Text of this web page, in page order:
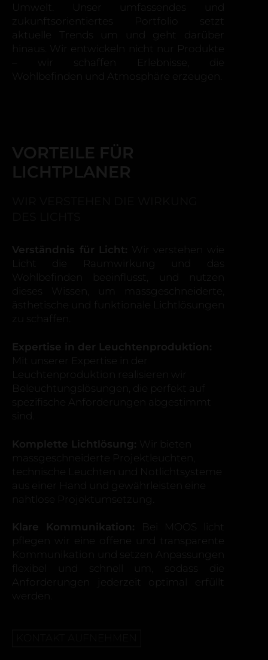
Umwelt. Unser umfassendes und
zukunftsorientiertes Portfolio setzt
aktuelle Trends um und geht darüber
hinaus. Wir entwickeln nicht nur Produkte
– wir schaffen Erlebnisse, die
Wohlbefinden und Atmosphäre erzeugen.
VORTEILE FÜR
LICHTPLANER
Verständnis für Licht: Wir verstehen wie
Licht die Raumwirkung und das
Wohlbefinden beeinflusst, und nutzen
dieses Wissen, um massgeschneiderte,
ästhetische und funktionale Lichtlösungen
zu schaffen.
Expertise in der Leuchtenproduktion:
Mit unserer Expertise in der
Leuchtenproduktion realisieren wir
Beleuchtungslösungen, die perfekt auf
spezifische Anforderungen abgestimmt
sind.
Komplette Lichtlösung:
Wir bieten
massgeschneiderte Projektleuchten,
technische Leuchten und Notlichtsysteme
aus einer Hand und gewährleisten eine
nahtlose Projektumsetzung.
Klare Kommunikation:
Bei MOOS licht
pflegen wir eine offene und transparente
Kommunikation und setzen Anpassungen
flexibel und schnell um, sodass die
Anforderungen jederzeit optimal erfüllt
werden.